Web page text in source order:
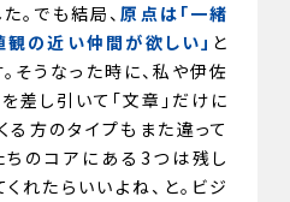
。でも結局、原点は「一緒
観の近い仲間が欲しい」 と
そうなった時に、私や伊佐
を差し引いて「文章」だけに
る方のタイプもまた違って
ちのコアにある3つは残し
れたらいいよね、と。ビジ